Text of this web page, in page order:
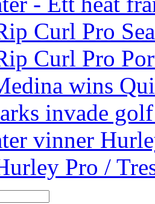
Curl Pro
Curl Pro
wins
invade
vinner
Pro /